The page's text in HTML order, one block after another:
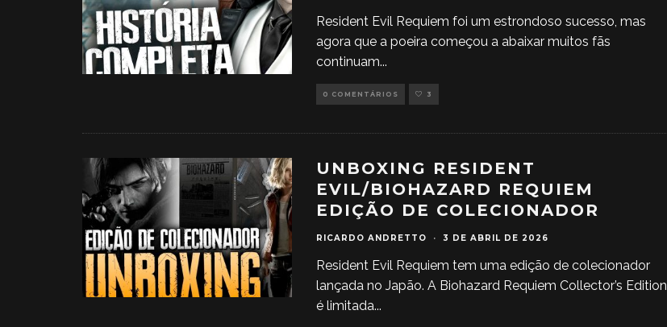
Resident Evil Requiem foi um estrondoso sucesso, mas
agora que a poeira começou a abaixar muitos fãs
continuam...
0 COMENTÁRIOS 3
UNBOXING RESIDENT
EVIL/BIOHAZARD REQUIEM
EDIÇÃO DE COLECIONADOR
RICARDO ANDRETTO · 3 DE ABRIL DE 2026
Resident Evil Requiem tem uma edição de colecionador
lançada no Japão. A Biohazard Requiem Collector’s Edition
é limitada...